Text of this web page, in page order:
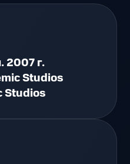
2007 г.
Studios
Studios